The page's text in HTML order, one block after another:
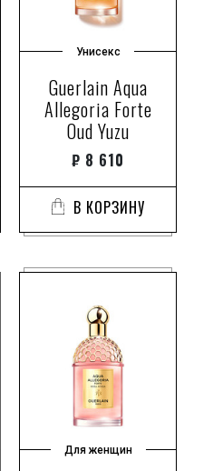
Унисекс
Guerlain Aqua
Allegoria Forte
Oud Yuzu
₽ 8 610
В КОРЗИНУ
Для женщин